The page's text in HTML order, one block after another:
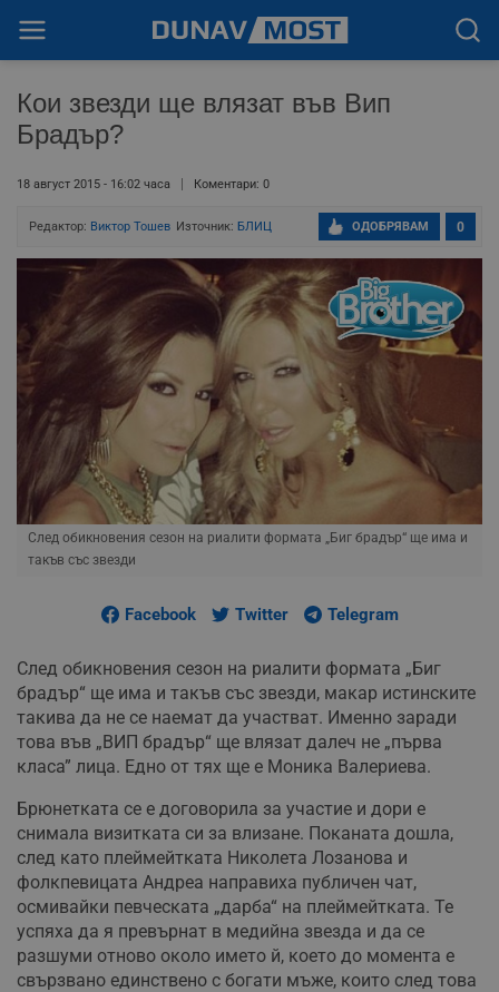
Кои звезди ще влязат във Вип
Брадър?
18 август 2015 - 16:02 часа Коментари: 0
Редактор: Виктор Тошев Източник: БЛИЦ 0
ОДОБРЯВАМ
След обикновения сезон на риалити формата „Биг брадър“ ще има и
такъв със звезди
Facebook Twitter Telegram
След обикновения сезон на риалити формата „Биг
брадър“ ще има и такъв със звезди, макар истинските
такива да не се наемат да участват. Именно заради
това във „ВИП брадър“ ще влязат далеч не „първа
класа” лица. Едно от тях ще е Моника Валериева.
Брюнетката се е договорила за участие и дори е
снимала визитката си за влизане. Поканата дошла,
след като плеймейтката Николета Лозанова и
фолкпевицата Андреа направиха публичен чат,
осмивайки певческата „дарба“ на плеймейтката. Те
успяха да я превърнат в медийна звезда и да се
разшуми отново около името й, което до момента е
свързвано единствено с богати мъже, които след това